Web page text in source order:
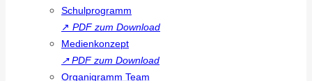
Schulprogramm
↗ PDF zum Download
Medienkonzept
↗ PDF zum Download
Organigramm Team